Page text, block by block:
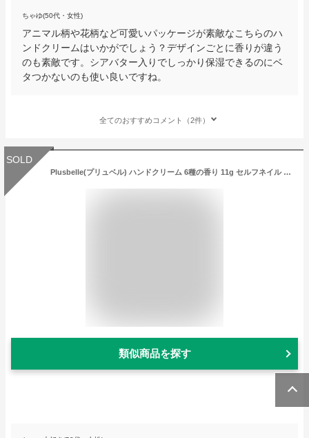
ちゃゆ(50代・女性)
アニマル柄や花柄など可愛いパッケージが素敵なこちらのハ
ンドクリームはいかがでしょう？デザインごとに香りが違う
のも素敵です。シアバター入りでしっかり保湿できるのにベ
タつかないのも使い良いですね。
全てのおすすめコメント（2件）
SOLD
Plusbelle(プリュベル) ハンドクリーム 6種の香り 11g セルフネイル ギフト 母の日
類似商品を探す